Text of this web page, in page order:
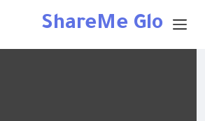
ShareMe Glo